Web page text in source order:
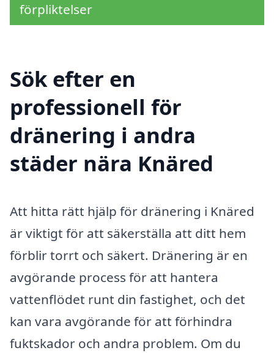
förpliktelser
Sök efter en
professionell för
dränering i andra
städer nära Knäred
Att hitta rätt hjälp för dränering i Knäred
är viktigt för att säkerställa att ditt hem
förblir torrt och säkert. Dränering är en
avgörande process för att hantera
vattenflödet runt din fastighet, och det
kan vara avgörande för att förhindra
fuktskador och andra problem. Om du